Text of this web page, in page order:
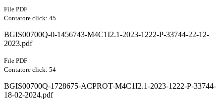
File PDF
Contatore click: 45
BGIS00700Q-0-1456743-M4C1I2.1-2023-1222-P-33744-22-12-
2023.pdf
File PDF
Contatore click: 54
BGIS00700Q-1728675-ACPROT-M4C1I2.1-2023-1222-P-33744-
18-02-2024.pdf